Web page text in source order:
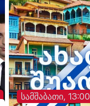
სამშაბათი, 13:00